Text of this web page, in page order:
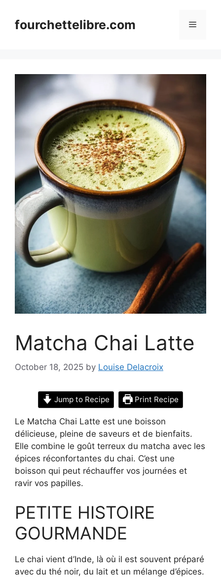
contentfourchettelibre.com Menu
Matcha Chai Latte
October 18, 2025 by Louise Delacroix
Jump to Recipe Print Recipe
Le Matcha Chai Latte est une boisson
délicieuse, pleine de saveurs et de bienfaits.
Elle combine le goût terreux du matcha avec les
épices réconfortantes du chai. C’est une
boisson qui peut réchauffer vos journées et
ravir vos papilles.
PETITE HISTOIRE
GOURMANDE
Le chai vient d’Inde, là où il est souvent préparé
avec du thé noir, du lait et un mélange d’épices.